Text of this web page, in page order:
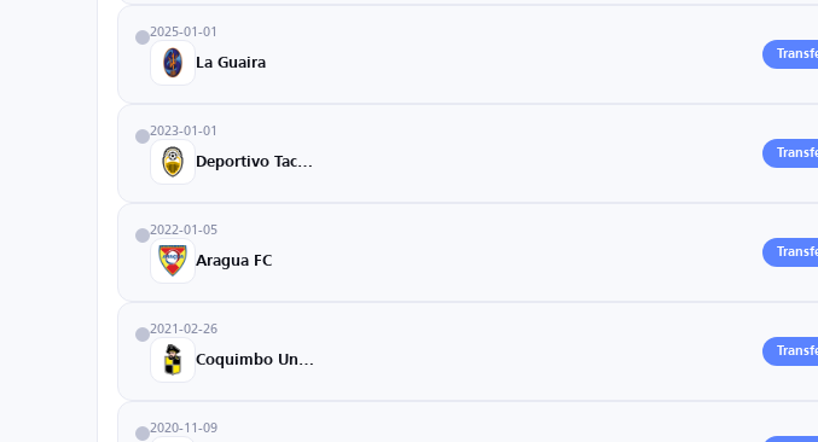
2025-01-01
La Guaira
2023-01-01
2022-01-05
Aragua FC
2021-02-26
2020-11-09